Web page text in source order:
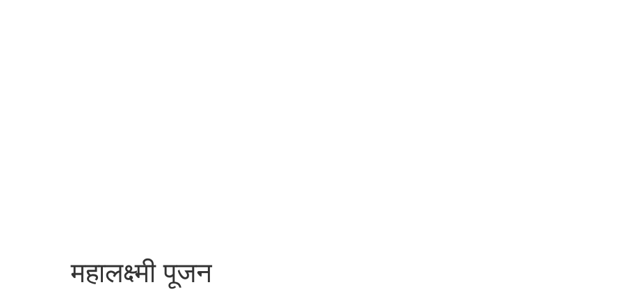
महालक्ष्मी पूजन